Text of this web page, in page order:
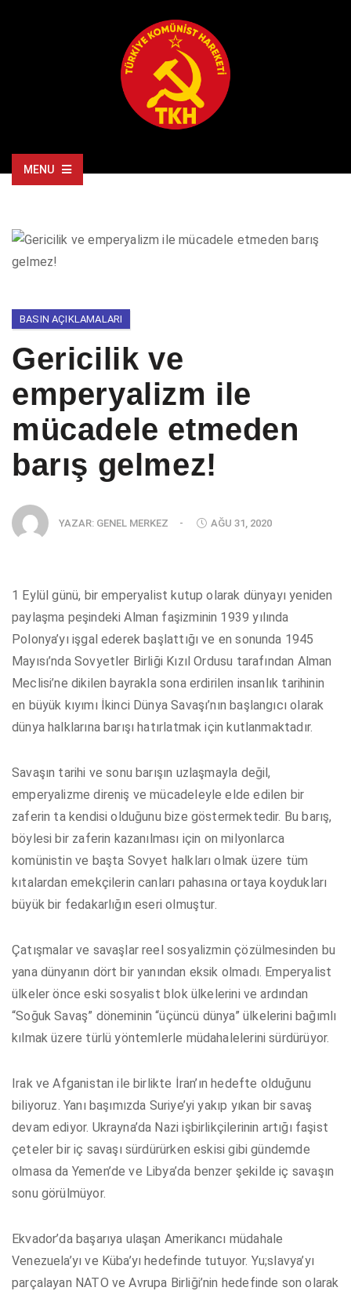
MENU
BASIN AÇIKLAMALARI
Gericilik ve
emperyalizm ile
mücadele etmeden
barış gelmez!
YAZAR: GENEL MERKEZ - AĞU 31, 2020
1 Eylül günü, bir emperyalist kutup olarak dünyayı yeniden
paylaşma peşindeki Alman faşizminin 1939 yılında
Polonya’yı işgal ederek başlattığı ve en sonunda 1945
Mayısı’nda Sovyetler Birliği Kızıl Ordusu tarafından Alman
Meclisi’ne dikilen bayrakla sona erdirilen insanlık tarihinin
en büyük kıyımı İkinci Dünya Savaşı’nın başlangıcı olarak
dünya halklarına barışı hatırlatmak için kutlanmaktadır.
Savaşın tarihi ve sonu barışın uzlaşmayla değil,
emperyalizme direniş ve mücadeleyle elde edilen bir
zaferin ta kendisi olduğunu bize göstermektedir. Bu barış,
böylesi bir zaferin kazanılması için on milyonlarca
komünistin ve başta Sovyet halkları olmak üzere tüm
kıtalardan emekçilerin canları pahasına ortaya koydukları
büyük bir fedakarlığın eseri olmuştur.
Çatışmalar ve savaşlar reel sosyalizmin çözülmesinden bu
yana dünyanın dört bir yanından eksik olmadı. Emperyalist
ülkeler önce eski sosyalist blok ülkelerini ve ardından
“Soğuk Savaş” döneminin “üçüncü dünya” ülkelerini bağımlı
kılmak üzere türlü yöntemlerle müdahalelerini sürdürüyor.
Irak ve Afganistan ile birlikte İran’ın hedefte olduğunu
biliyoruz. Yanı başımızda Suriye’yi yakıp yıkan bir savaş
devam ediyor. Ukrayna’da Nazi işbirlikçilerinin artığı faşist
çeteler bir iç savaşı sürdürürken eskisi gibi gündemde
olmasa da Yemen’de ve Libya’da benzer şekilde iç savaşın
sonu görülmüyor.
Ekvador’da başarıya ulaşan Amerikancı müdahale
Venezuela’yı ve Küba’yı hedefinde tutuyor. Yu;slavya’yı
parçalayan NATO ve Avrupa Birliği’nin hedefinde son olarak